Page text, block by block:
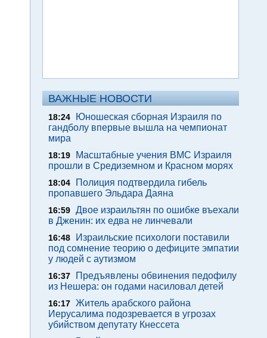
ВАЖНЫЕ НОВОСТИ
18:24
Юношеская сборная Израиля по
гандболу впервые вышла на чемпионат
мира
18:19
Масштабные учения ВМС Израиля
прошли в Средиземном и Красном морях
18:04
Полиция подтвердила гибель
пропавшего Эльдара Даяна
16:59 Двое израильтян по ошибке въехали
в Дженин: их едва не линчевали
16:48
Израильские психологи поставили
под сомнение теорию о дефиците эмпатии
у людей с аутизмом
16:37
Предъявлены обвинения педофилу
из Нешера: он годами насиловал детей
16:17 Житель арабского района
Иерусалима подозревается в угрозах
убийством депутату Кнессета